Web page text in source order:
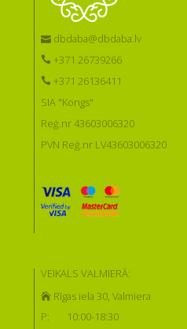
dbdaba@dbdaba.lv
+371 26739266
+371 26136411
SIA "Kongs"
Reģ.nr 43603006320
PVN Reģ.nr LV43603006320
VEIKALS VALMIERĀ:
Rīgas iela 30, Valmiera
P:
10:00-18:30